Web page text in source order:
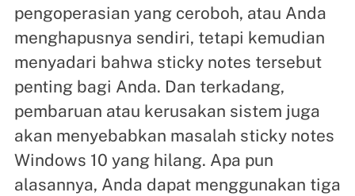
pengoperasian yang ceroboh, atau Anda
menghapusnya sendiri, tetapi kemudian
menyadari bahwa sticky notes tersebut
penting bagi Anda. Dan terkadang,
pembaruan atau kerusakan sistem juga
akan menyebabkan masalah sticky notes
Windows 10 yang hilang. Apa pun
alasannya, Anda dapat menggunakan tiga